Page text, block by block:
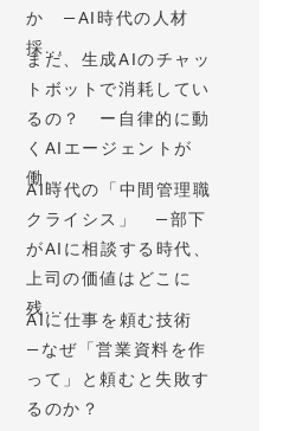
か —AI時代の人材
採...
まだ、生成AIのチャッ
トボットで消耗してい
るの？ ー自律的に動
くAIエージェントが
働...
AI時代の「中間管理職
クライシス」 —部下
がAIに相談する時代、
上司の価値はどこに
残...
AIに仕事を頼む技術
—なぜ「営業資料を作
って」と頼むと失敗す
るのか？